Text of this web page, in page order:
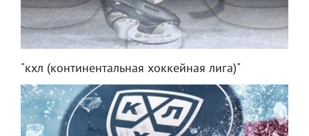
"кхл (континентальная хоккейная лига)"